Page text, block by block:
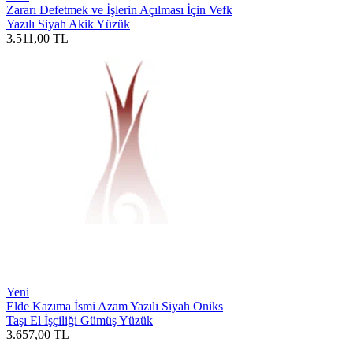
Zararı Defetmek ve İşlerin Açılması İçin Vefk
Yazılı Siyah Akik Yüzük
3.511,00 TL
Yeni
Elde Kazıma İsmi Azam Yazılı Siyah Oniks
Taşı El İşçiliği Gümüş Yüzük
3.657,00 TL